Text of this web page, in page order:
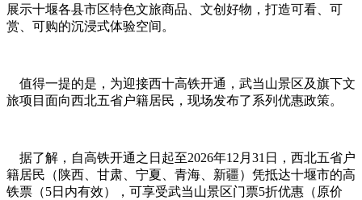
展示十堰各县市区特色文旅商品、文创好物，打造可看、可
赏、可购的沉浸式体验空间。
值得一提的是，为迎接西十高铁开通，武当山景区及旗下文
旅项目面向西北五省户籍居民，现场发布了系列优惠政策。
据了解，自高铁开通之日起至2026年12月31日，西北五省户
籍居民（陕西、甘肃、宁夏、青海、新疆）凭抵达十堰市的高
铁票（5日内有效），可享受武当山景区门票5折优惠（原价